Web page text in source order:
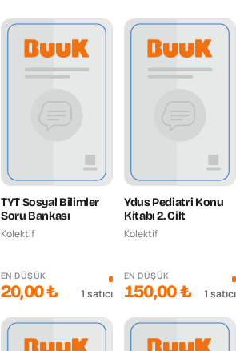
TYT Sosyal Bilimler
Soru Bankası
Kolektif
EN DÜŞÜK
20,00 ₺ 1 satıcı
Ydus Pediatri Konu
Kitabı 2. Cilt
Kolektif
EN DÜŞÜK
150,00 ₺ 1 satıcı